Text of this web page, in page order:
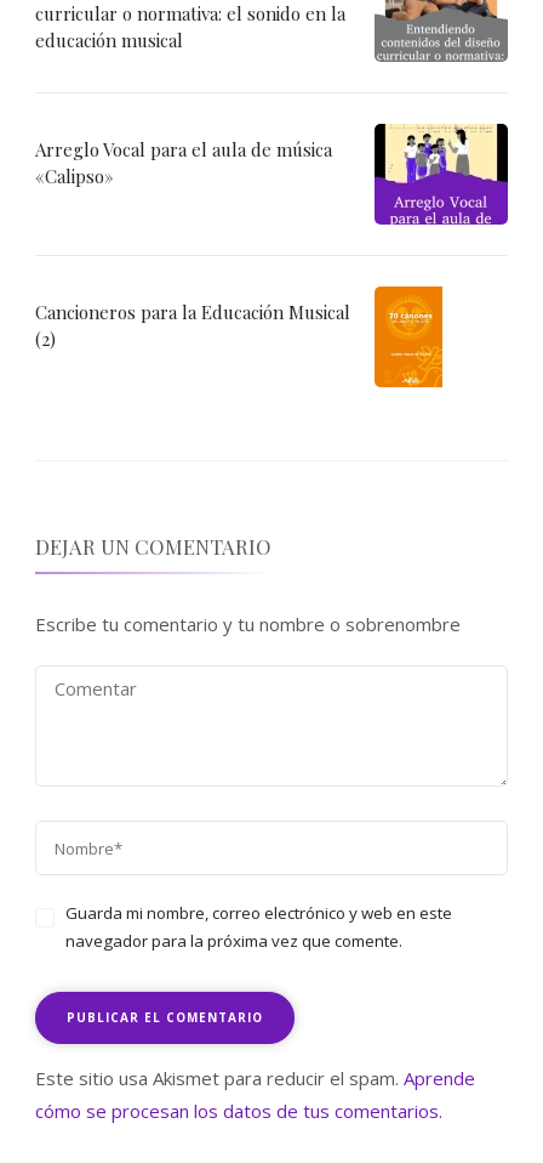
curricular o normativa: el sonido en la
educación musical
Arreglo Vocal para el aula de música
«Calipso»
Cancioneros para la Educación Musical
(2)
DEJAR UN COMENTARIO
Escribe tu comentario y tu nombre o sobrenombre
Guarda mi nombre, correo electrónico y web en este
navegador para la próxima vez que comente.
Este sitio usa Akismet para reducir el spam. Aprende
cómo se procesan los datos de tus comentarios.